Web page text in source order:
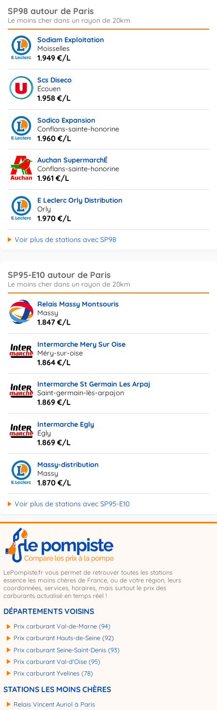
SP98 autour de Paris
Sodiam Exploitation
Moisselles
1.949 €/L
Scs Diseco
Écouen
1.958 €/L
Sodico Expansion
Conflans-sainte-honorine
1.960 €/L
Auchan SupermarchÉ
Conflans-sainte-honorine
1.961 €/L
E Leclerc Orly Distribution
Orly
1.970 €/L
Voir plus de stations avec SP98
SP95-E10 autour de Paris
Relais Massy Montsouris
Massy
1.847 €/L
Intermarche Mery Sur Oise
Méry-sur-oise
1.864 €/L
Intermarche St Germain Les Arpaj
Saint-germain-lès-arpajon
1.869 €/L
Intermarche Egly
Égly
1.869 €/L
Massy-distribution
Massy
1.870 €/L
Voir plus de stations avec SP95-E10
LePompiste.fr vous permet de retrouver toutes les stations
essence les moins chères de France, ou de votre région, leurs
coordonnées, services, horaires, mais surtout le prix des
carburants actualisé en temps réel !
DÉPARTEMENTS VOISINS
Prix carburant Val-de-Marne (94)
Prix carburant Hauts-de-Seine (92)
Prix carburant Seine-Saint-Denis (93)
Prix carburant Val-d'Oise (95)
Prix carburant Yvelines (78)
STATIONS LES MOINS CHÈRES
Relais Vincent Auriol à Paris